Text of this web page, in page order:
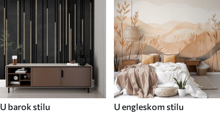
U barok stilu U engleskom stilu